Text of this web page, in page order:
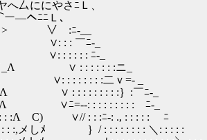
にやさﾆＬ、
ヘﾆﾆＬ､
> ∨￣:ﾆ-__
∨: : : ￣ﾆ-_
∨: : : : : : ﾆ-_
_Λ ∨ : : : : : : :ニ_
∨: : : : : : : :二ｖ=- _
∨ : : : : : : : : :｝:￣ﾆ-_
∨ﾆ=‐-: : : : : : : : :￣ﾆ-_
C) ∨// : : :ﾆ-: ., : : : : : ￣ﾆ
:,メしﾒ ｝/ : : : : : : : : ＼: : : : :